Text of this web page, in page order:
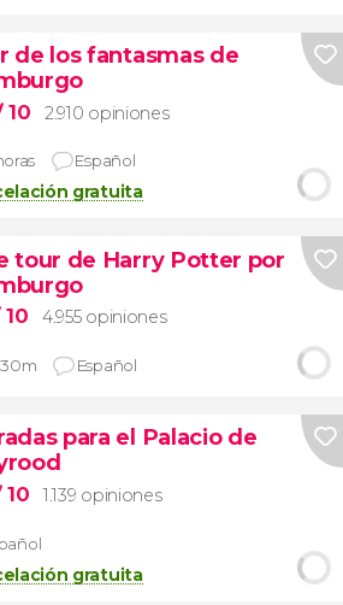
de los fantasmas de
10 2.910 opiniones
Español
gratuita
tour de Harry Potter por
10 4.955 opiniones
30m Español
para el Palacio de
10 1.139 opiniones
gratuita